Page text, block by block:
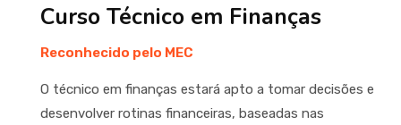
Curso Técnico em Finanças
Reconhecido pelo MEC
O técnico em finanças estará apto a tomar decisões e
desenvolver rotinas financeiras, baseadas nas